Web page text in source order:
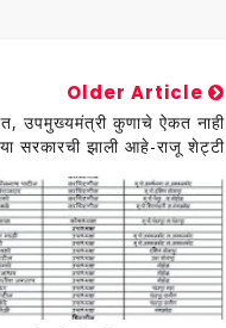
Older Article
उपमुख्यमंत्री कुणाचे ऐकत नाही
सरकारची झाली आहे-राजू शेट्टी